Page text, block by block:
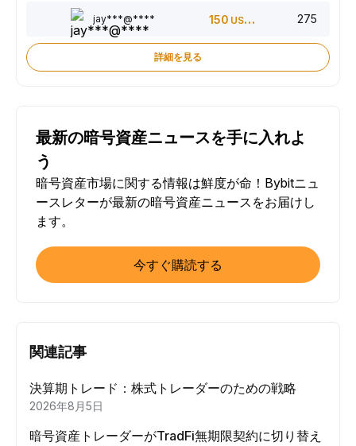
jay***@**** 150 USDT 275
詳細を見る
最新の暗号資産ニュースを手に入れよ
う
暗号資産市場に関する情報は鮮度が命！Bybitニュ
ースレターが最新の暗号資産ニュースをお届けし
ます。
今すぐ購読する
関連記事
決算期トレード：株式トレーダーのための戦略
2026年8月5日
暗号資産トレーダーがTradFi無期限契約に切り替え